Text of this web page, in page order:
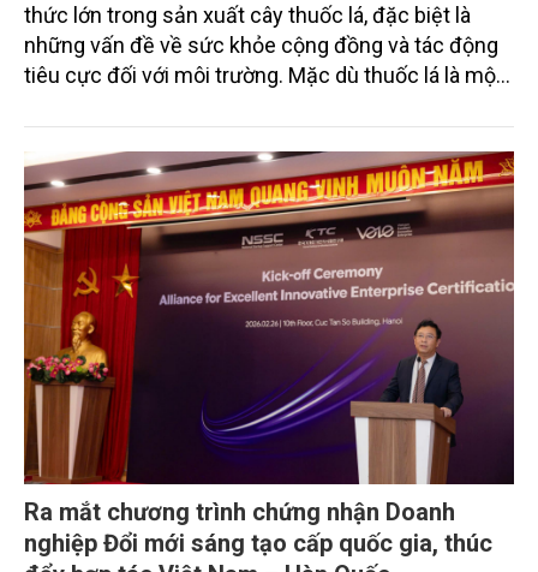
thức lớn trong sản xuất cây thuốc lá, đặc biệt là
những vấn đề về sức khỏe cộng đồng và tác động
tiêu cực đối với môi trường. Mặc dù thuốc lá là một
cho nhiều hộ gia đình, nhưng với sự thay đổi trong
xu hướng tiêu thụ và các chính sách kiểm soát ngày
càng chặt chẽ, việc chuyển đổi sang các cây trồng
và vật nuôi thay thế là một yêu cầu cấp thiết.
Ra mắt chương trình chứng nhận Doanh
nghiệp Đổi mới sáng tạo cấp quốc gia, thúc